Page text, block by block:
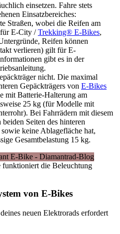
einsetzen. Fahre stets
Einsatzbereiches:
Straßen, wobei die Reifen am
E-City /Trekking® E-Bikes,
Reifen können
verlieren) gilt für E-
gibt es in der
nicht. Die maximal
Gepäckträgers von E-Bikes
mit Batterie-Halterung am
25 kg (für Modelle mit
Bei Fahrrädern mit diesem
Seiten des hinteren
keine Ablagefläche hat,
Gesamtbelastung 15 kg.
funktioniert die Beleuchtung
von E-Bikes
neuen Elektrorads erfordert